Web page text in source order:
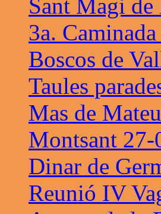
Sant Magi
3a.
Boscos de
Taules
Mas de Mateu
Montsant 27-
Dinar de
Reunió IV